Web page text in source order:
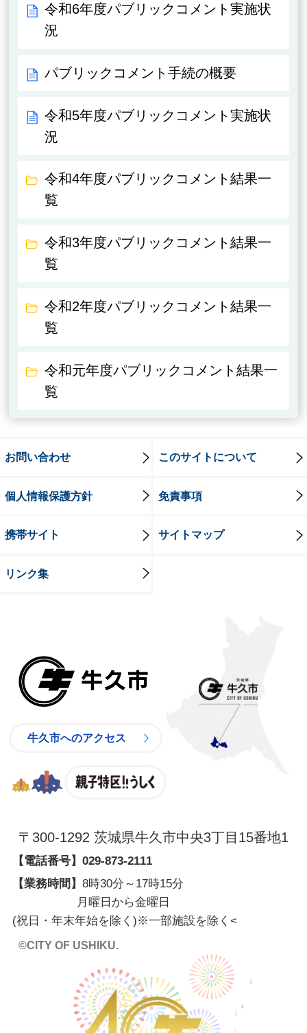
令和6年度パブリックコメント実施状
況
パブリックコメント手続の概要
令和5年度パブリックコメント実施状
況
令和4年度パブリックコメント結果一
覧
令和3年度パブリックコメント結果一
覧
令和2年度パブリックコメント結果一
覧
令和元年度パブリックコメント結果一
覧
お問い合わせ このサイトについて
個人情報保護方針 免責事項
携帯サイト サイトマップ
リンク集
牛久市へのアクセス
〒300-1292 茨城県牛久市中央3丁目15番地1
【電話番号】 029-873-2111
【業務時間】 8時30分～17時15分
月曜日から金曜日
(祝日・年末年始を除く)※一部施設を除く <
©CITY OF USHIKU.